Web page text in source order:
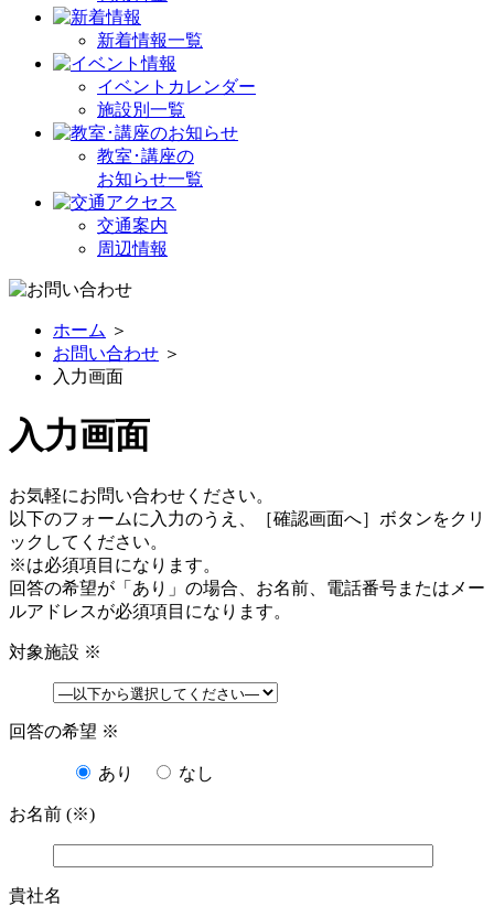
新着情報一覧
イベントカレンダー
施設別一覧
教室･講座の
お知らせ一覧
交通案内
周辺情報
ホーム ＞
お問い合わせ ＞
入力画面
入力画面
お気軽にお問い合わせください。
以下のフォームに入力のうえ、［確認画面へ］ボタンをクリ
ックしてください。
※は必須項目になります。
回答の希望が「あり」の場合、お名前、電話番号またはメー
ルアドレスが必須項目になります。
対象施設 ※
回答の希望 ※
あり なし
お名前 (※)
貴社名